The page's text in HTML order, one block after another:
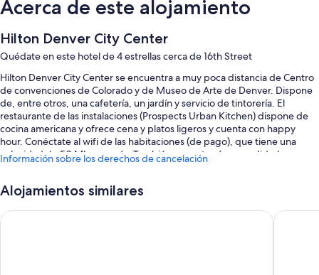
Acerca de este alojamiento
Hilton Denver City Center
Quédate en este hotel de 4 estrellas cerca de 16th Street
Hilton Denver City Center se encuentra a muy poca distancia de Centro
de convenciones de Colorado y de Museo de Arte de Denver. Dispone
de, entre otros, una cafetería, un jardín y servicio de tintorería. El
restaurante de las instalaciones (Prospects Urban Kitchen) dispone de
cocina americana y ofrece cena y platos ligeros y cuenta con happy
hour. Conéctate al wifi de las habitaciones (de pago), que tiene una
velocidad de 50 Mbps o más. También encontrarás comodidades como
También podrás disfrutar de otros servicios, como:
Desayuno a la carta (de pago), aparcamiento con asistencia (de
Información sobre los derechos de cancelación
Alojamientos similares
Hyatt Place Denver Downtown Hyatt